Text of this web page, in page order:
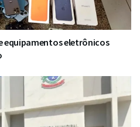
equipamentos eletrônicos